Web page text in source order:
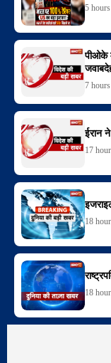
5
पीओके
7
ईरान
17
18
18